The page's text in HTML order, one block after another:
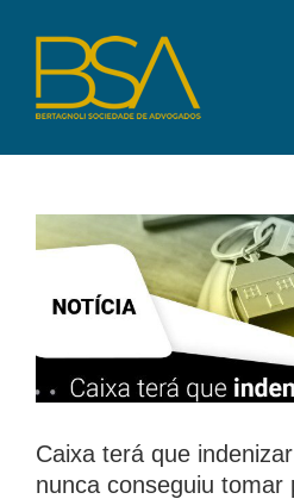
content
ÁREAS DE ATUAÇÃO
PARA VOCÊ
PARA SEU NEGÓCIO
CONTATO
Caixa terá que
nunca conseguiu tomar